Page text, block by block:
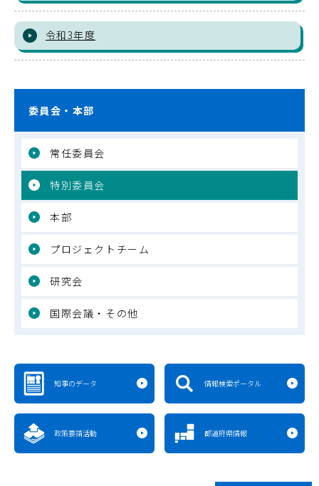
令和3年度
委員会・本部
常任委員会
特別委員会
本部
プロジェクトチーム
研究会
国際会議・その他
知事のデータ 情報検索ポータル
政策要請活動 都道府県情報